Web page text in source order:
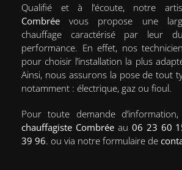
Qualifié et à l’écoute, notre
Combrée vous propose une
chauffage caractérisé par leur
performance. En effet, nos
pour choisir l’installation la plus
Ainsi, nous assurons la pose de tout
notamment : électrique, gaz ou fioul.
Pour toute demande
chauffagiste Combréeau 06 23 60
39 96. ou via notre formulaire de